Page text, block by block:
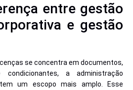
entre gestão
e gestão
se concentra em documentos,
condicionantes, a administração
um escopo mais amplo. Esse